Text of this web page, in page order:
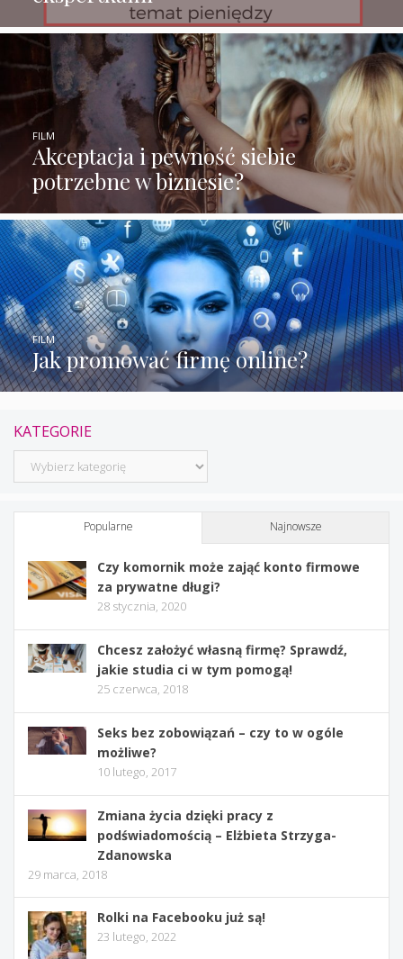
Akceptacja i pewność siebie
potrzebne w biznesie?
FILM
Jak promować firmę online?
FILM
KATEGORIE
Kategorie
Popularne Najnowsze
Czy komornik może zająć konto firmowe
za prywatne długi?
28 stycznia, 2020
Chcesz założyć własną firmę? Sprawdź,
jakie studia ci w tym pomogą!
25 czerwca, 2018
Seks bez zobowiązań – czy to w ogóle
możliwe?
10 lutego, 2017
Zmiana życia dzięki pracy z
podświadomością – Elżbieta Strzyga-
Zdanowska
29 marca, 2018
Rolki na Facebooku już są!
23 lutego, 2022